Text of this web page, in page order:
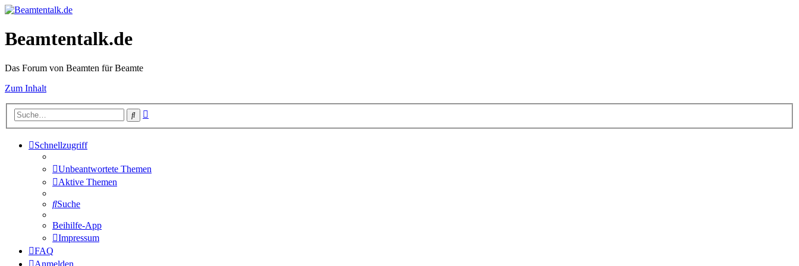
Beamtentalk.de
Das Forum von Beamten für Beamte
Zum Inhalt
Suche
Schnellzugriff
Unbeantwortete Themen
Aktive Themen
Suche
Beihilfe-App
Impressum
FAQ